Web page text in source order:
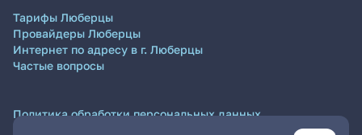
Тарифы Люберцы
Провайдеры Люберцы
Интернет по адресу в г. Люберцы
Частые вопросы
Политика обработки персональных данных